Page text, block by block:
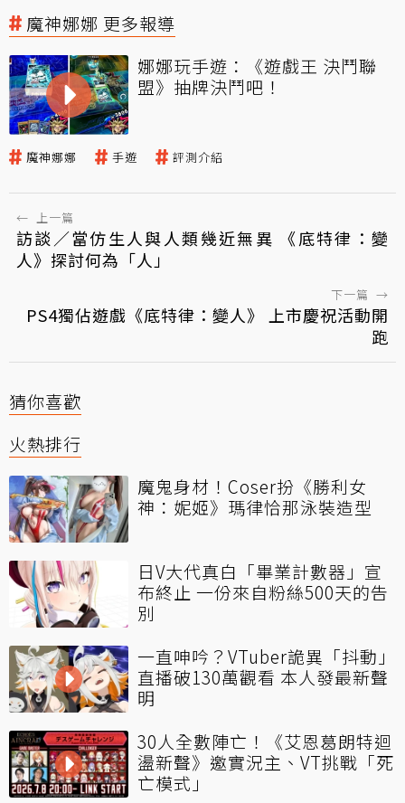
魔神娜娜 更多報導
娜娜玩手遊：《遊戲王 決鬥聯
盟》抽牌決鬥吧！
魔神娜娜 手遊 評測介紹
← 上一篇
訪談／當仿生人與人類幾近無異 《底特律：變
人》探討何為「人」
下一篇 →
PS4獨佔遊戲《底特律：變人》 上市慶祝活動開
跑
猜你喜歡
火熱排行
魔鬼身材！Coser扮《勝利女
神：妮姬》瑪律恰那泳裝造型
日V大代真白「畢業計數器」宣
布終止 一份來自粉絲500天的告
別
一直呻吟？VTuber詭異「抖動」
直播破130萬觀看 本人發最新聲
明
30人全數陣亡！《艾恩葛朗特迴
盪新聲》邀實況主、VT挑戰「死
亡模式」